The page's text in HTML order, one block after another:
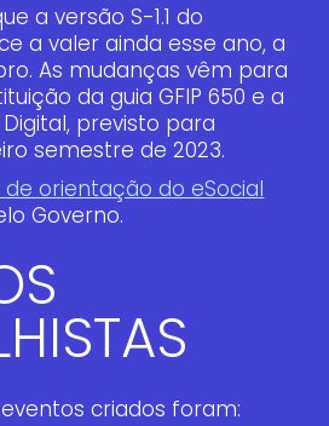
a versão S-1.1 do
a valer ainda esse ano, a
As mudanças vêm para
da guia GFIP 650 e a
previsto para
semestre de 2023.
de orientação do eSocial
Governo.
criados foram: